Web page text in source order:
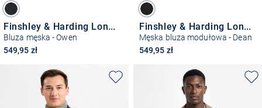
Finshley & Harding London
Bluza męska - Owen
549,95 zł
Finshley & Harding London
Męska bluza modułowa - Dean
549,95 zł